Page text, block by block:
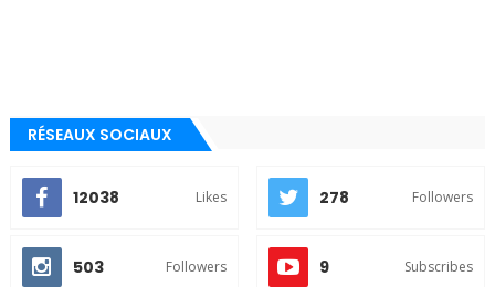
RÉSEAUX SOCIAUX
12038 Likes 278 Followers
503 Followers 9 Subscribes